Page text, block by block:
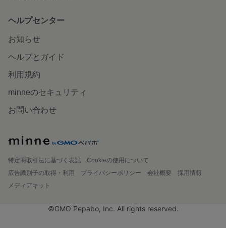
ヘルプセンター
お知らせ
ヘルプとガイド
利用規約
minneのセキュリティ
お問い合わせ
特定商取引法に基づく表記
Cookieの使用について
広告識別子の取得・利用
プライバシーポリシー 会社概要
採用情報
メディアキット
©GMO Pepabo, Inc. All rights reserved.